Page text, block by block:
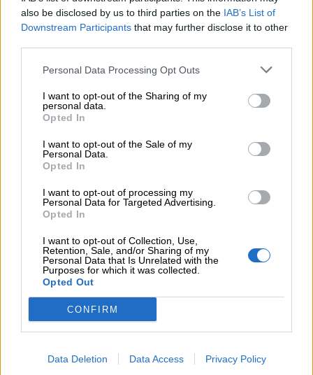
also be disclosed by us to third parties on the IAB’s List of
Downstream Participants that may further disclose it to other
Personal Data Processing Opt Outs
I want to opt-out of the Sharing of my
personal data.
Opted In
I want to opt-out of the Sale of my
Personal Data.
Opted In
I want to opt-out of processing my
Personal Data for Targeted Advertising.
Opted In
I want to opt-out of Collection, Use,
Retention, Sale, and/or Sharing of my
Personal Data that Is Unrelated with the
Purposes for which it was collected.
Opted Out
CONFIRM
Data Deletion Data Access Privacy Policy
COMPARTIR: